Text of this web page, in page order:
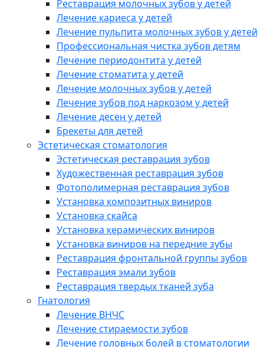
Реставрация молочных зубов у детей
Лечение кариеса у детей
Лечение пульпита молочных зубов у детей
Профессиональная чистка зубов детям
Лечение периодонтита у детей
Лечение стоматита у детей
Лечение молочных зубов у детей
Лечение зубов под наркозом у детей
Лечение десен у детей
Брекеты для детей
Эстетическая стоматология
Эстетическая реставрация зубов
Художественная реставрация зубов
Фотополимерная реставрация зубов
Установка композитных виниров
Установка скайса
Установка керамических виниров
Установка виниров на передние зубы
Реставрация фронтальной группы зубов
Реставрация эмали зубов
Реставрация твердых тканей зуба
Гнатология
Лечение ВНЧС
Лечение стираемости зубов
Лечение головных болей в стоматологии